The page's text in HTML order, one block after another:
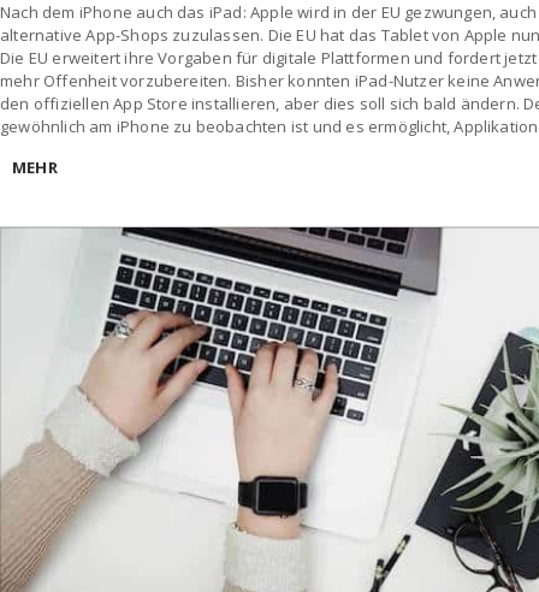
Nach dem iPhone auch das iPad: Apple wird in der EU gezwungen,
alternative App-Shops zuzulassen. Die EU hat das Tablet von Apple
Die EU erweitert ihre Vorgaben für digitale Plattformen und fordert
mehr Offenheit vorzubereiten. Bisher konnten iPad-Nutzer keine
den offiziellen App Store installieren, aber dies soll sich bald ändern.
gewöhnlich am iPhone zu beobachten ist und es ermöglicht,
MEHR